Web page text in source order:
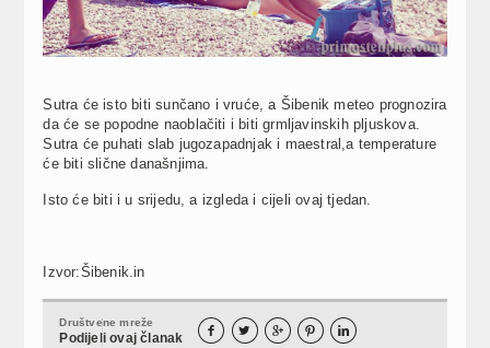
Sutra će isto biti sunčano i vruće, a Šibenik meteo prognozira
da će se popodne naoblačiti i biti grmljavinskih pljuskova.
Sutra će puhati slab jugozapadnjak i maestral,a temperature
će biti slične današnjima.
Isto će biti i u srijedu, a izgleda i cijeli ovaj tjedan.
Izvor:Šibenik.in
Društvene mreže
Podijeli ovaj članak     